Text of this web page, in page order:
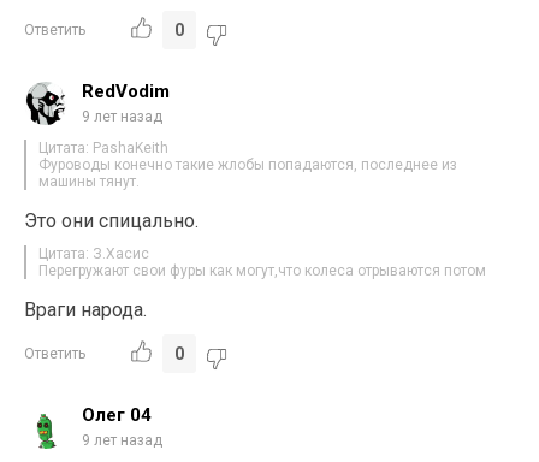
Ответить 0
RedVodim
9 лет назад
Цитата: PashaKeith
Фуроводы конечно такие жлобы попадаются, последнее из
машины тянут.
Это они спицально.
Цитата: З.Хасис
Перегружают свои фуры как могут,что колеса отрываются потом
Враги народа.
Ответить 0
Олег 04
9 лет назад